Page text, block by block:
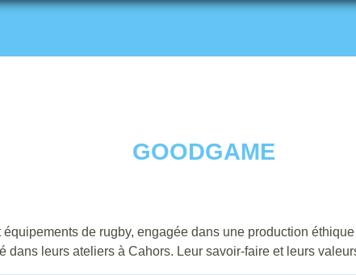
GOODGAME
de rugby, engagée dans une production
leurs ateliers à Cahors. Leur savoir-faire et leurs